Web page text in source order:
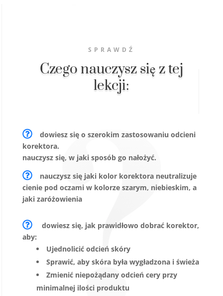
SPRAWDŹ
Czego nauczysz się z tej
lekcji:
dowiesz się o szerokim zastosowaniu odcieni
korektora.
nauczysz się, w jaki sposób go nałożyć.
nauczysz się jaki kolor korektora neutralizuje
cienie pod oczami w kolorze szarym, niebieskim, a
jaki zaróżowienia
dowiesz się, jak prawidłowo dobrać korektor,
aby:
Ujednolicić odcień skóry
Sprawić, aby skóra była wygładzona i świeża
Zmienić niepożądany odcień cery przy
minimalnej ilości produktu